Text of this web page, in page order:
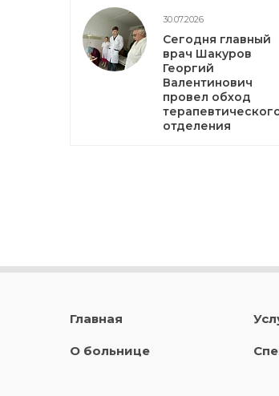
30.07.2026
Сегодня главный
врач Шакуров
Георгий
Валентинович
провел обход
отделения
Главная
О больнице